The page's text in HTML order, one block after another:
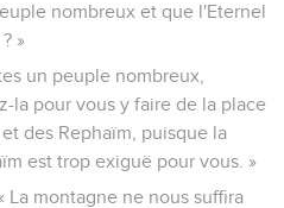
nombreux et que l'Eternel
»
un peuple nombreux,
la pour vous y faire de la place
des Rephaïm, puisque la
est trop exiguë pour vous. »
La montagne ne nous suffira